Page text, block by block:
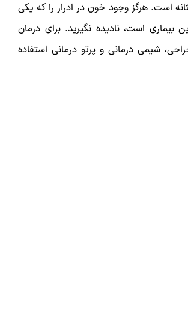
است. هرگز وجود خون در ادرار را که یکی
بیماری است، نادیده نگیرید. برای درمان
شیمی درمانی و پرتو درمانی استفاده